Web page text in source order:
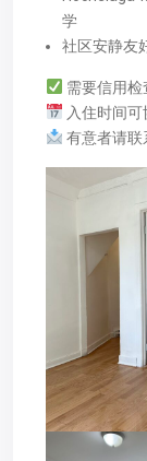
学
社区安静友
需要信用检
入住时间可
有意者请联